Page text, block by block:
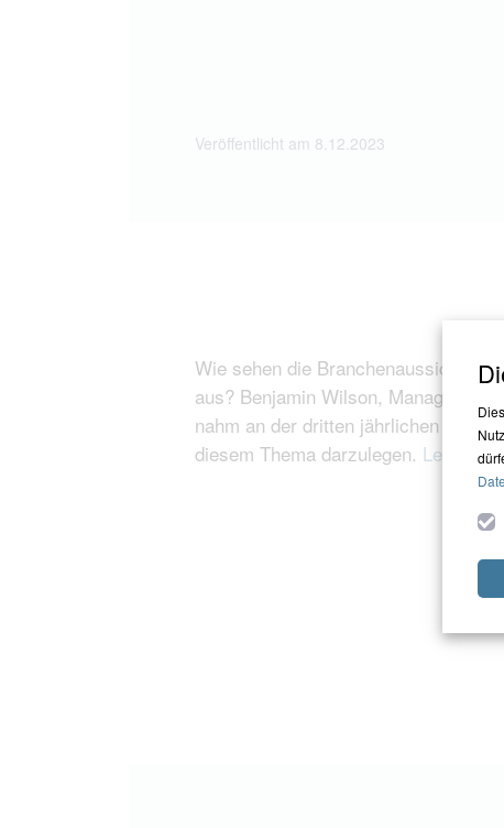
Veröffentlicht am 8.12.2023
Wie sehen die Branchenaussichten
aus? Benjamin Wilson, Managing
nahm an der dritten jährlichen
diesem Thema darzulegen. Lesen